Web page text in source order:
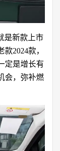
是新款上市
2024款，
定是增长有
会，弥补燃